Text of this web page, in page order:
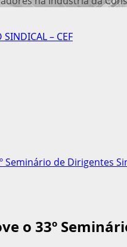
– CEF
Seminário de Dirigentes
o 33º